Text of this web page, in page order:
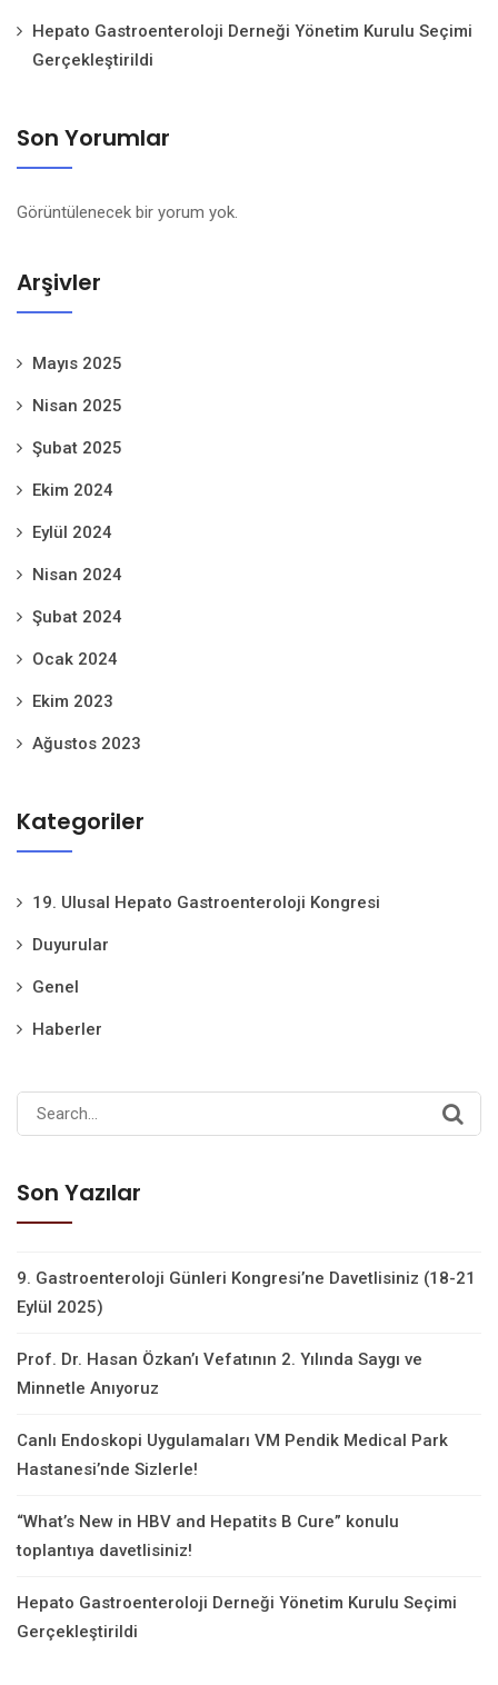
Hepato Gastroenteroloji Derneği Yönetim Kurulu Seçimi
Gerçekleştirildi
Son Yorumlar
Görüntülenecek bir yorum yok.
Arşivler
Mayıs 2025
Nisan 2025
Şubat 2025
Ekim 2024
Eylül 2024
Nisan 2024
Şubat 2024
Ocak 2024
Ekim 2023
Ağustos 2023
Kategoriler
19. Ulusal Hepato Gastroenteroloji Kongresi
Duyurular
Genel
Haberler
Search
for:
Son Yazılar
9. Gastroenteroloji Günleri Kongresi’ne Davetlisiniz (18-21
Eylül 2025)
Prof. Dr. Hasan Özkan’ı Vefatının 2. Yılında Saygı ve
Minnetle Anıyoruz
Canlı Endoskopi Uygulamaları VM Pendik Medical Park
Hastanesi’nde Sizlerle!
“What’s New in HBV and Hepatits B Cure” konulu
toplantıya davetlisiniz!
Hepato Gastroenteroloji Derneği Yönetim Kurulu Seçimi
Gerçekleştirildi